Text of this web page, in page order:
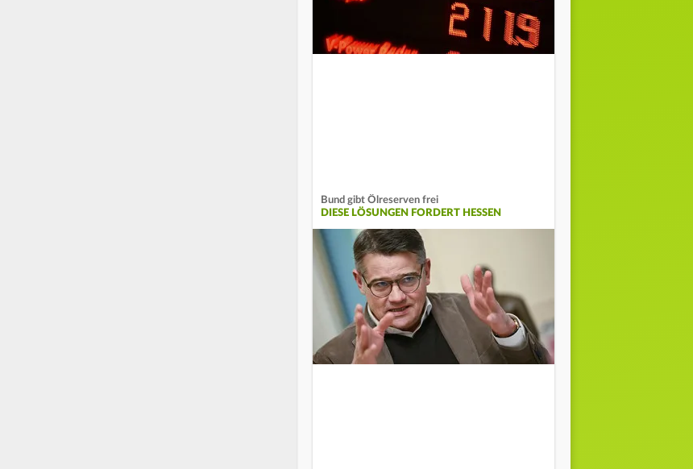
Bund gibt Ölreserven frei
DIESE LÖSUNGEN FORDERT HESSEN